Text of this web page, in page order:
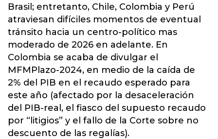
Brasil; entretanto, Chile, Colombia y Perú
atraviesan difíciles momentos de eventual
tránsito hacia un centro-político mas
moderado de 2026 en adelante. En
Colombia se acaba de divulgar el
MFMPlazo-2024, en medio de la caída de
2% del PIB en el recaudo esperado para
este año (afectado por la desaceleración
del PIB-real, el fiasco del supuesto recaudo
por “litigios” y el fallo de la Corte sobre no
descuento de las regalías).